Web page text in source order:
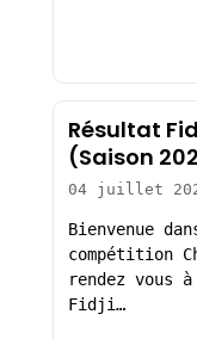
Résultat
(Saison
04 juillet
Bienvenue
compétition
rendez vous
Fidji…